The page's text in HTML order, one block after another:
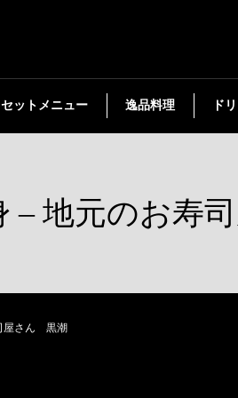
セットメニュー 逸品料理 ド
– 地元のお寿
屋さん 黒潮